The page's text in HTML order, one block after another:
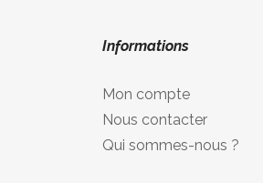
Informations
Mon compte
Nous contacter
Qui sommes-nous ?